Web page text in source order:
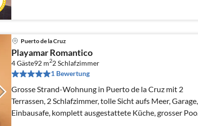
Puerto de la Cruz
Playamar Romantico
4 Gäste92 m22Schlafzimmer
1 Bewertung
Grosse Strand-Wohnung in Puerto de la Cruz mit 2
Terrassen, 2 Schlafzimmer, tolle Sicht aufs Meer, Garage,
Einbausafe, komplett ausgestattete Küche, grosser Pool,